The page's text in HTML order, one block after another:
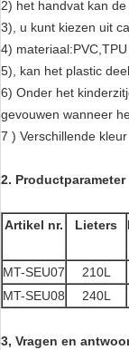
2) het handvat kan
3), u kunt kiezen uit
4) materiaal:PVC,TPU
5), kan het plastic
6) Onder het
gevouwen wanneer
7 ) Verschillende
2. Productparameter
Artikel nr. Lieters
MT-SEU07
210L
MT-SEU08
240L
3, Vragen en